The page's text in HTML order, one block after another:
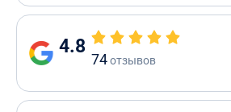
4.8
74отзывов